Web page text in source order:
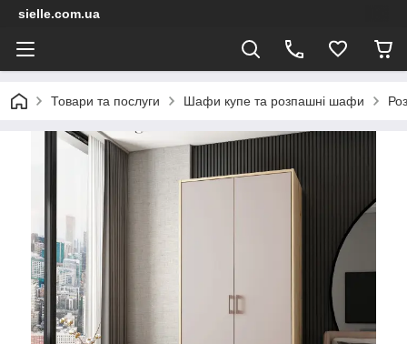
sielle.com.ua
Товари та послуги Шафи купе та розпашні шафи